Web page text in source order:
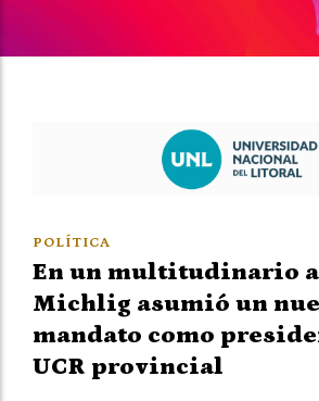
En un multitudinario
Michlig asumió un
mandato como
UCR provincial
POLÍTICA